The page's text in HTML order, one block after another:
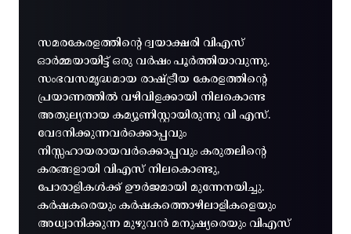
സമരകേരളത്തിൻ്റെ ദ്വയാക്ഷരി വിഎസ്
ഓർമ്മയായിട്ട് ഒരു വർഷം പൂർത്തിയാവുന്നു.
സംഭവസമൃദ്ധമായ രാഷ്ട്രീയ കേരളത്തിന്റെ
പ്രയാണത്തിൽ വഴിവിളക്കായി നിലകൊണ്ട
അതുല്യനായ കമ്യൂണിസ്റ്റായിരുന്നു വി എസ്.
വേദനിക്കുന്നവർക്കൊപ്പവും
നിസ്സഹായരായവർക്കൊപ്പവും കരുതലിന്റെ
കരങ്ങളായി വിഎസ് നിലകൊണ്ടു,
പോരാളികൾക്ക് ഊർജമായി മുന്നേനയിച്ചു.
കർഷകരെയും കർഷകത്തൊഴിലാളികളെയും
അധ്വാനിക്കുന്ന മുഴുവൻ മനുഷ്യരെയും വിഎസ്